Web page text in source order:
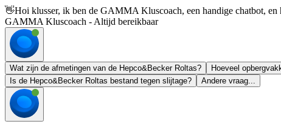
👋Hoi klusser, ik ben de GAMMA Kluscoach, een handige chatbot, en
GAMMA Kluscoach - Altijd bereikbaar
Wat zijn de afmetingen van de Hepco&Becker Roltas? Hoeveel
Is de Hepco&Becker Roltas bestand tegen slijtage?
Andere vraag...